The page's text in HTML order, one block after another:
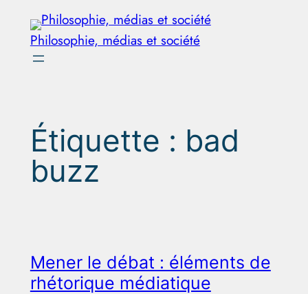
Aller
contenu
Philosophie, médias et société
Étiquette : bad
buzz
Mener le débat : éléments de
rhétorique médiatique